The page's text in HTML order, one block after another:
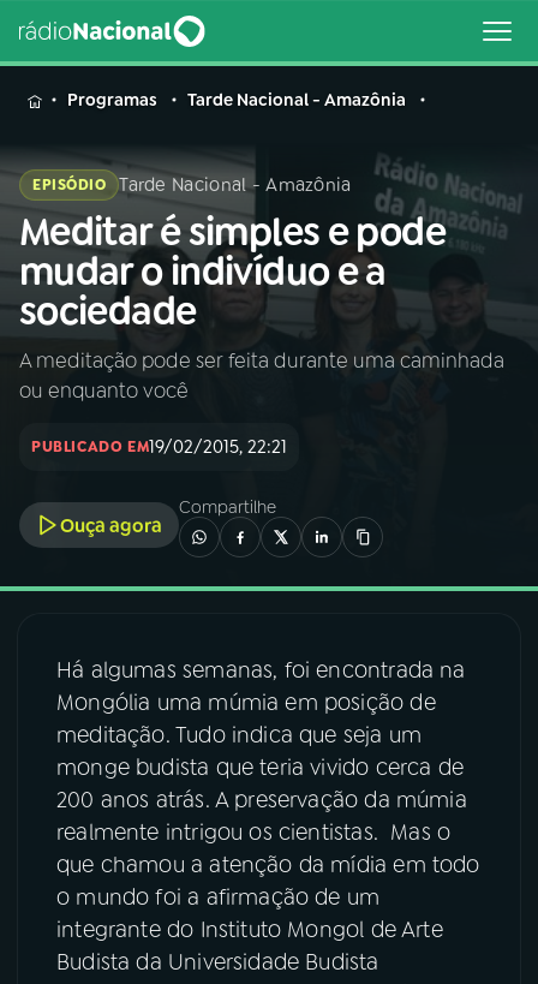
MENU
Buscar
na
Rádio
Nacional
Buscar
AO VIVO
INÍCIO
A RÁDIO
03PROGRAMAÇÃO
04PROGRAMAS
PODCASTS
06 VIDEOCASTS
Programas Tarde Nacional - Amazônia
EPISÓDIO Tarde Nacional - Amazônia
Meditar é simples e pode
mudar o indivíduo e a
sociedade
A meditação pode ser feita durante uma caminhada
ou enquanto você
PUBLICADO EM19/02/2015, 22:21
Ouça agora
Compartilhe
Há algumas semanas, foi encontrada na
Mongólia uma múmia em posição de
meditação. Tudo indica que seja um
monge budista que teria vivido cerca de
200 anos atrás. A preservação da múmia
realmente intrigou os cientistas. Mas o
que chamou a atenção da mídia em todo
o mundo foi a afirmação de um
integrante do Instituto Mongol de Arte
Budista da Universidade Budista